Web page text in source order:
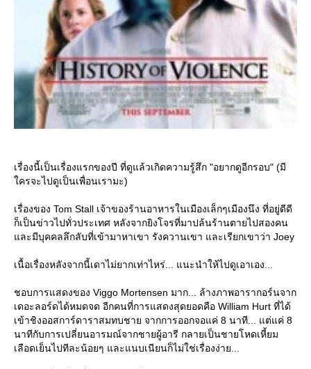
เรื่องนี้เป็นเรื่องแรกของปี ที่ดูแล้วเกิดความรู้สึก "อยากดูอีกรอบ" (มี
ครจะไปดูเป็นเพื่อนเรามะ)
เรื่องของ Tom Stall เจ้าของร้านอาหารในเมืองเล็กๆเมืองนึง ที่อยู่ดีดี
ก็เป็นข่าวไปทั่วประเทศ หลังจากยิงโจรที่มาปล้นร้านตายไปสองคน
ละมีบุคคลลึกลับที่เข้ามาหาเขา รังควานเขา และเรียกเขาว่า Joey
เนื้อเรื่องหลังจากนี้เดาไม่ยากเท่าไหร่... แนะนำให้ไปดูเอาเอง...
ชอบการแสดงของ Viggo Mortensen มาก... ล้างภาพอารากอร์นจาก
เดอะลอร์ดได้หมดจด อีกคนที่การแสดงสุดยอดคือ William Hurt ที่ได้
เข้าชิงออสการ์ดาราสมทบชาย จากการออกจอแค่ 8 นาที... แต่แค่ 8
นาทีกับการเปลี่ยนอารมณ์จากชายผู้อารี กลายเป็นชายโหดเหี้ยม
เลือดเย็นไปทีละน้อยๆ และแนบเนียนก็ไม่ใช่เรื่องง่าย...